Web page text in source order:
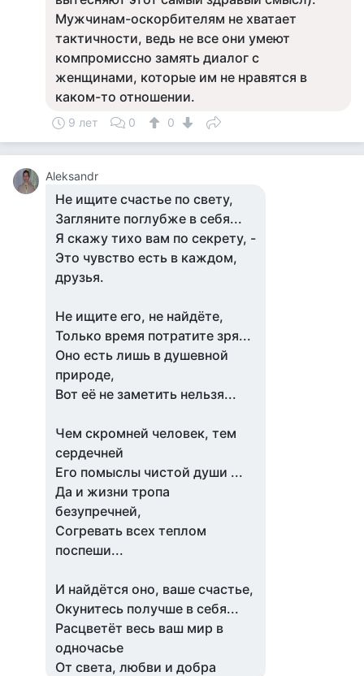
Мужчинам-оскорбителям не хватает
тактичности, ведь не все они умеют
компромиссно замять диалог с
женщинами, которые им не нравятся в
каком-то отношении.
9 лет 0 0
Aleksandr
Не ищите счастье по свету,
Загляните поглубже в себя...
Я скажу тихо вам по секрету, -
Это чувство есть в каждом,
друзья.
Не ищите его, не найдёте,
Только время потратите зря...
Оно есть лишь в душевной
природе,
Вот её не заметить нельзя...
Чем скромней человек, тем
сердечней
Его помыслы чистой души ...
Да и жизни тропа
безупречней,
Согревать всех теплом
поспеши...
И найдётся оно, ваше счастье,
Окунитесь получше в себя...
Расцветёт весь ваш мир в
одночасье
От света, любви и добра